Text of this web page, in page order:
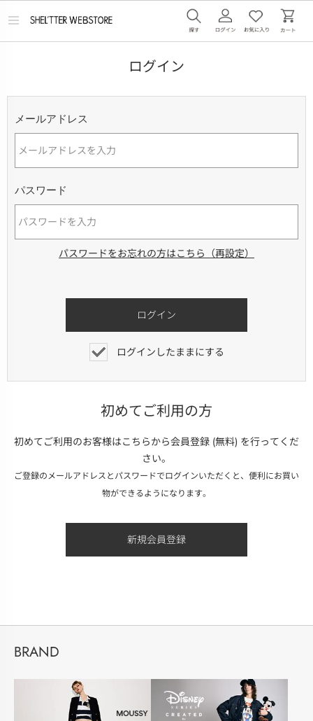
メ
ログイン
メールアドレス
パスワード
パスワードをお忘れの方はこちら（再設定）
ログインしたままにする
初めてご利用の方
初めてご利用のお客様はこちらから会員登録 (無料) を行ってくだ
さい。
ご登録のメールアドレスとパスワードでログインいただくと、便利にお買い
物ができるようになります。
BRAND